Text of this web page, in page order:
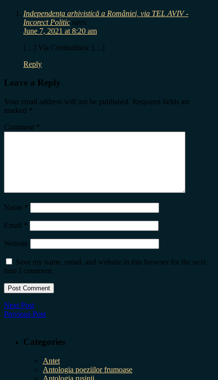
Independența arhivistică a României, via TEL AVIV -
Incorect Politic says:
June 7, 2021 at 8:20 am
[…] Via Certitudinea: […]
Reply
Leave a Reply
Your email address will not be published. Required fields are
marked *
Comment *
Name *
Email *
Website
Save my name, email, and website in this browser for the next
time I comment.
Next Post
Previous Post
Categories
Antet
Antologia poeziilor frumoase
Antologia rușinii